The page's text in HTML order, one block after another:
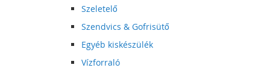
Szeletelő
Szendvics & Gofrisütő
Egyéb kiskészülék
Vízforraló